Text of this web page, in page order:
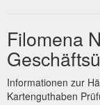
Filomena
Informationen zur
Kartenguthaben